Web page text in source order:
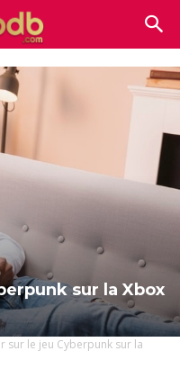
sur la Xbox
sur le jeu Cyberpunk sur la